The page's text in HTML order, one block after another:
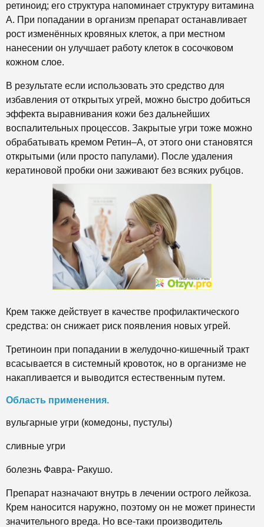
ретиноид; его структура напоминает структуру витамина
А. При попадании в организм препарат останавливает
рост изменённых кровяных клеток, а при местном
нанесении он улучшает работу клеток в сосочковом
кожном слое.
В результате если использовать это средство для
избавления от открытых угрей, можно быстро добиться
эффекта выравнивания кожи без дальнейших
воспалительных процессов. Закрытые угри тоже можно
обрабатывать кремом Ретин–А, от этого они становятся
открытыми (или просто папулами). После удаления
кератиновой пробки они заживают без всяких рубцов.
Крем также действует в качестве профилактического
средства: он снижает риск появления новых угрей.
Третиноин при попадании в желудочно-кишечный тракт
всасывается в системный кровоток, но в организме не
накапливается и выводится естественным путем.
Область применения.
вульгарные угри (комедоны, пустулы)
сливные угри
болезнь Фавра- Ракушо.
Препарат назначают внутрь в лечении острого лейкоза.
Крем наносится наружно, поэтому он не может принести
значительного вреда. Но все-таки производитель